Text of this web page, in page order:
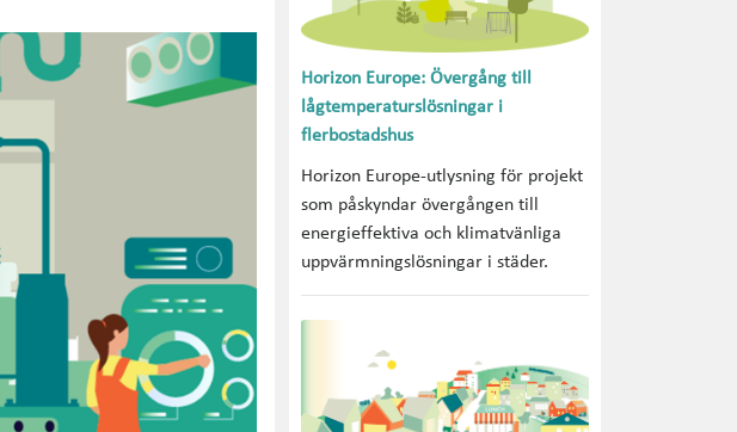
Horizon Europe: Övergång till
lågtemperaturslösningar i
flerbostadshus
Horizon Europe-utlysning för projekt
som påskyndar övergången till
energieffektiva och klimatvänliga
uppvärmningslösningar i städer.